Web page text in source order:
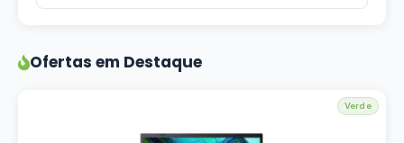
Ofertas em Destaque
Verde